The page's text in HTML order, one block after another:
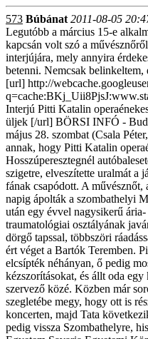
573 Búbánat 2011-08-05
Legutóbb a március 15-e
kapcsán volt szó a
interjújára, mely annyira
betenni. Nemcsak belinkeltem,
[url] http://
Interjú Pitti Katalin
üljek [/url] BÖRSI INFÓ -
május 28. szombat (Csala
annak, hogy Pitti Katalin
Hosszúperesztegnél
szigetre, elveszítette uralmát a
fának csapódott. A
napig ápolták a szombathelyi
után egy évvel nagysikerű
traumatológiai osztályának
dörgő tapssal, többszöri
ért véget a Bartók Teremben.
elcsípték néhányan, ő pedig
kézszorításokat, és állt oda
szervező közé. Közben már
szegletébe megy, hogy ott is
koncerten, majd Tata
pedig vissza Szombathelyre,